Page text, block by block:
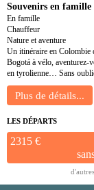
Souvenirs en
En famille
Chauffeur
Nature et aventure
Un itinéraire en Colombie
Bogotá à vélo, aventurez-
en tyrolienne… Sans
LES DÉPARTS
2315 €